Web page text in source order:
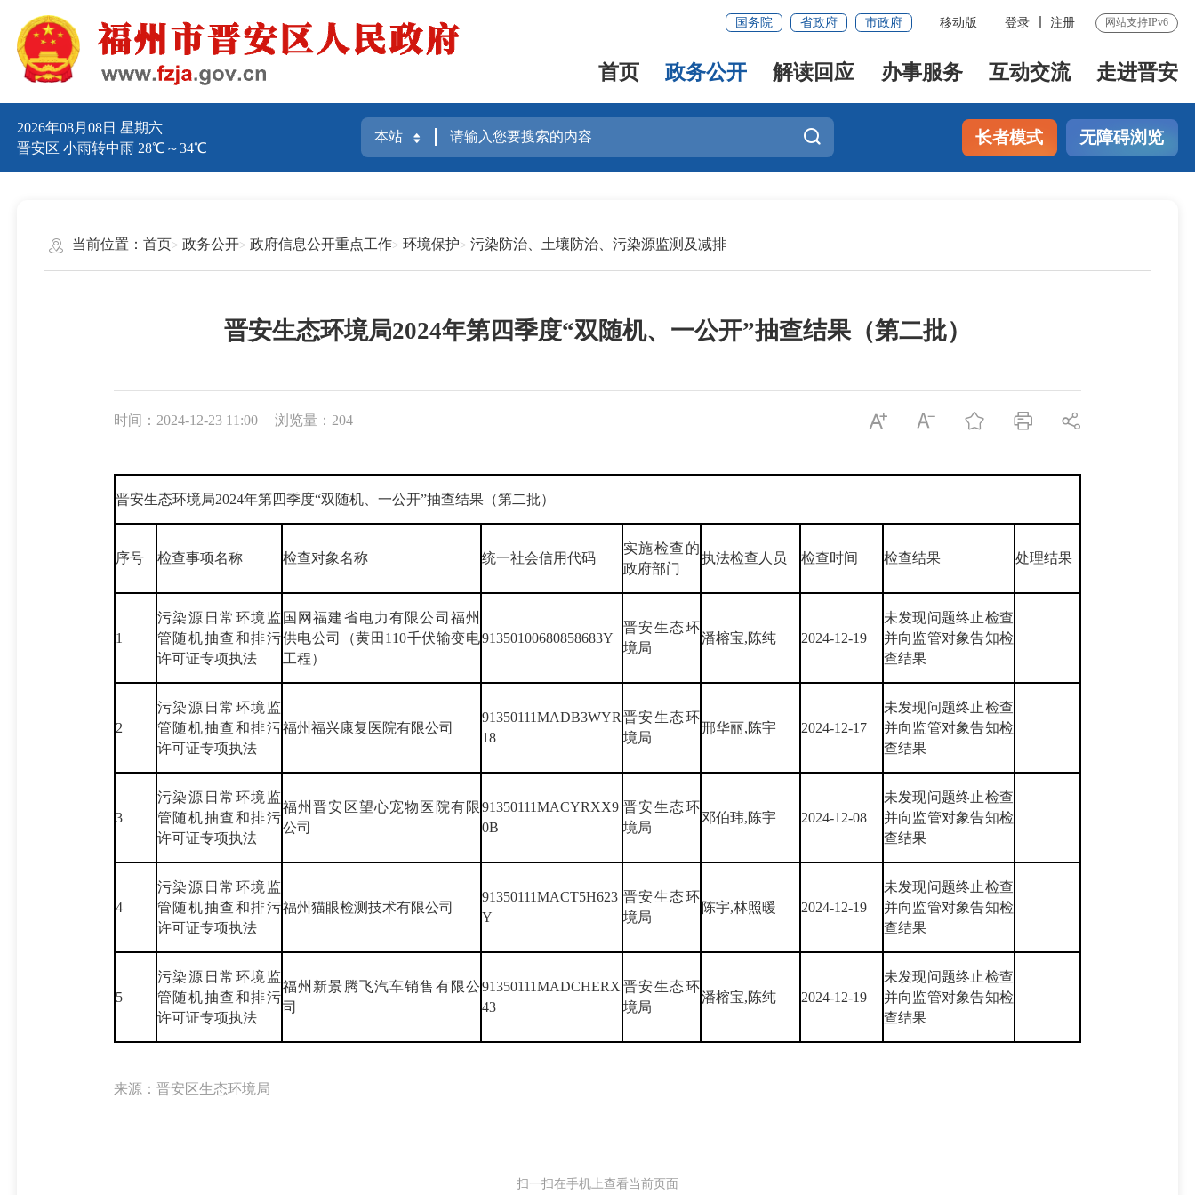
国务院 省政府 市政府 移动版 登录 注册 网站支持IPv6
首页 政务公开 解读回应 办事服务 互动交流 走进晋安
2026年08月08日 星期六
晋安区 小雨转中雨 28℃～34℃
长者模式 无障碍浏览
当前位置： 首页 政务公开 政府信息公开重点工作 环境保护 污染防治、土壤防治、污染源监测及减排
晋安生态环境局2024年第四季度“双随机、一公开”抽查结果（第二批）
时间：2024-12-23 11:00 浏览量：204
晋安生态环境局2024年第四季度“双随机、一公开”抽查结果（第二批）
序号 检查事项名称 检查对象名称 统一社会信用代码
实施检查的
政府部门
执法检查人员 检查时间 检查结果 处理结果
1
污染源日常环境监
管随机抽查和排污
许可证专项执法
国网福建省电力有限公司福州
供电公司（黄田110千伏输变电
工程）
91350100680858683Y
晋安生态环
境局
潘榕宝,陈纯 2024-12-19
未发现问题终止检查
并向监管对象告知检
查结果
2
污染源日常环境监
管随机抽查和排污
许可证专项执法
福州福兴康复医院有限公司
91350111MADB3WYR
18
晋安生态环
境局
邢华丽,陈宇 2024-12-17
未发现问题终止检查
并向监管对象告知检
查结果
3
污染源日常环境监
管随机抽查和排污
许可证专项执法
福州晋安区望心宠物医院有限
公司
91350111MACYRXX9
0B
晋安生态环
境局
邓伯玮,陈宇 2024-12-08
未发现问题终止检查
并向监管对象告知检
查结果
4
污染源日常环境监
管随机抽查和排污
许可证专项执法
福州猫眼检测技术有限公司
91350111MACT5H623
Y
晋安生态环
境局
陈宇,林照暖 2024-12-19
未发现问题终止检查
并向监管对象告知检
查结果
5
污染源日常环境监
管随机抽查和排污
许可证专项执法
福州新景腾飞汽车销售有限公
司
91350111MADCHERX
43
晋安生态环
境局
潘榕宝,陈纯 2024-12-19
未发现问题终止检查
并向监管对象告知检
查结果
来源：晋安区生态环境局
扫一扫在手机上查看当前页面